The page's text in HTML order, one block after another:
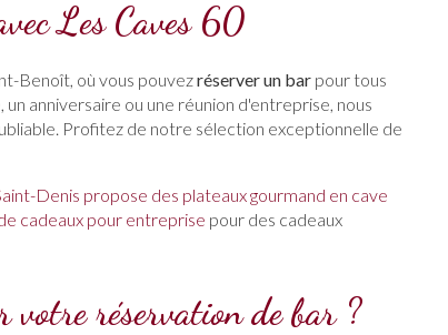
Les Caves 60
Benoît, où vous pouvezréserver un bar pour tous
anniversaire ou une réunion d'entreprise, nous
Profitez de notre sélection exceptionnelle de
Denis propose des plateaux gourmand en cave
cadeaux pour entreprise pour des cadeaux
votre réservation de bar ?